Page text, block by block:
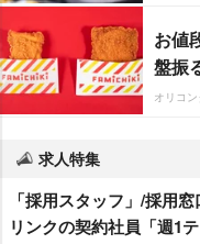
お値
盤振
オリコ
求人特集
「採用スタッフ」/採用
リンクの契約社員「週1